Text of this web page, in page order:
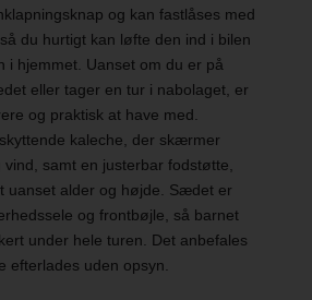
og kan fastlåses med
du hurtigt kan løfte den ind i bilen
i hjemmet. Uanset om du er på
eller tager en tur i nabolaget, er
og praktisk at have med.
kaleche, der skærmer
samt en justerbar fodstøtte,
uanset alder og højde. Sædet er
og frontbøjle, så barnet
under hele turen. Det anbefales
efterlades uden opsyn.